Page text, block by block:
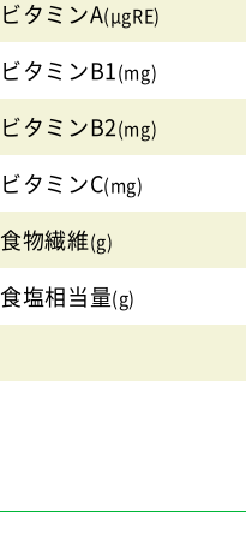
ビタミンA(μgRE)
ビタミンB1(mg)
ビタミンB2(mg)
ビタミンC(mg)
食物繊維(g)
食塩相当量(g)